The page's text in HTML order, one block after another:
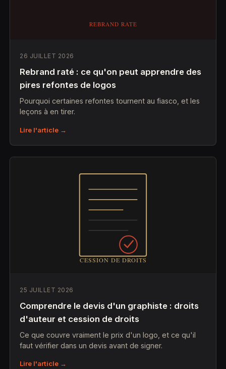
26 JUILLET 2026
Rebrand raté : ce qu'on peut apprendre des
pires refontes de logos
Pourquoi certaines refontes tournent au fiasco, et les
leçons à en tirer.
Lire l'article →
25 JUILLET 2026
Comprendre le devis d'un graphiste : droits
d'auteur et cession de droits
Ce que couvre vraiment le prix d'un logo, et ce qu'il
faut vérifier dans un devis avant de signer.
Lire l'article →